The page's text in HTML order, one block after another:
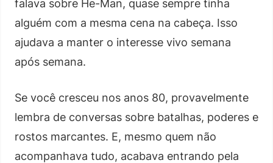
falava sobre He-Man, quase sempre tinha
alguém com a mesma cena na cabeça. Isso
ajudava a manter o interesse vivo semana
após semana.
Se você cresceu nos anos 80, provavelmente
lembra de conversas sobre batalhas, poderes e
rostos marcantes. E, mesmo quem não
acompanhava tudo, acabava entrando pela